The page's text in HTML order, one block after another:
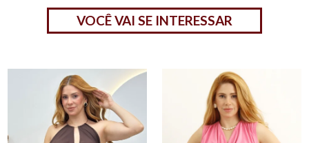
VOCÊ VAI SE INTERESSAR